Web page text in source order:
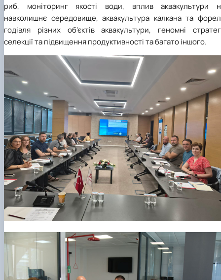
риб, моніторинг якості води, вплив аквакультури
навколишнє середовище, аквакультура калкана та
годівля різних об’єктів аквакультури, геномні
селекції та підвищення продуктивності та багато іншого.